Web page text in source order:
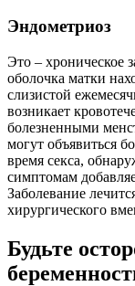
Эндометриоз
Это – хроническое
оболочка матки
слизистой
возникает
болезненными
могут объявиться
время секса,
симптомам
Заболевание
хирургического
Будьте